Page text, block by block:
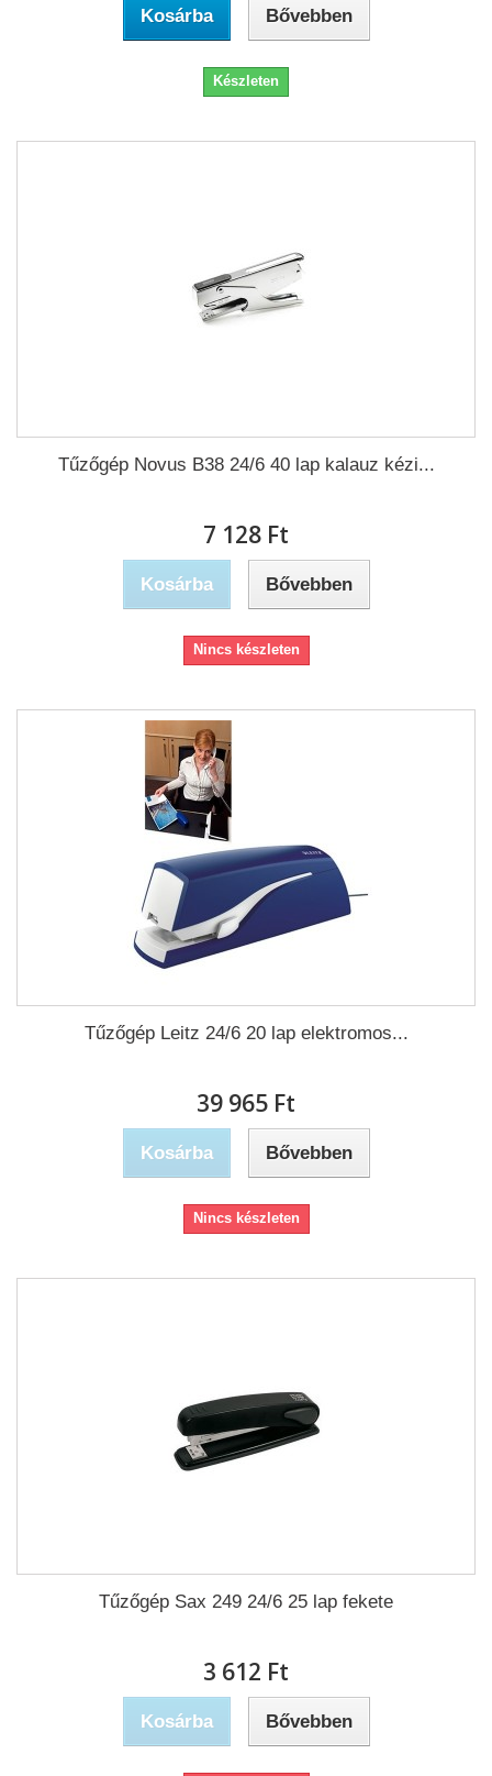
Kosárba Bővebben
Készleten
Tűzőgép Novus B38 24/6 40 lap kalauz kézi...
7 128 Ft‎
Kosárba Bővebben
Nincs készleten
Tűzőgép Leitz 24/6 20 lap elektromos...
39 965 Ft‎
Kosárba Bővebben
Nincs készleten
Tűzőgép Sax 249 24/6 25 lap fekete
3 612 Ft‎
Kosárba Bővebben